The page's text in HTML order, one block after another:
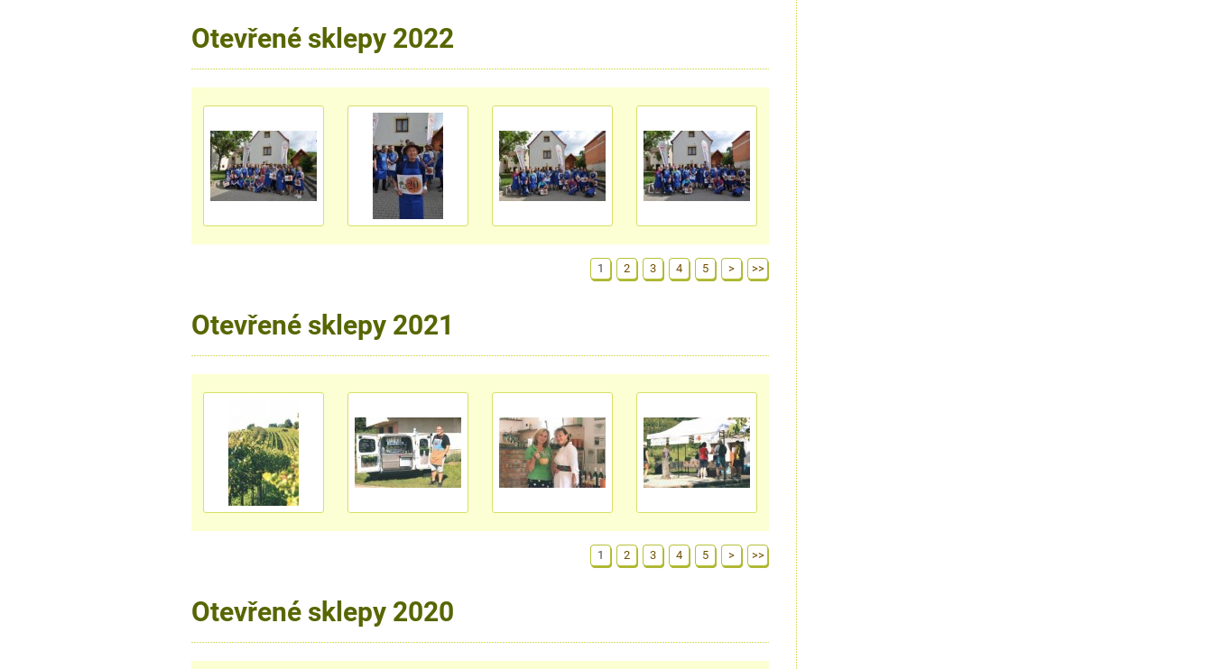
Otevřené sklepy 2022
1 2 3 4 5 > >>
Otevřené sklepy 2021
1 2 3 4 5 > >>
Otevřené sklepy 2020